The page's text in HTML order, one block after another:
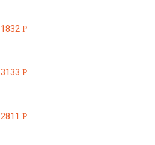
1832Р
3133Р
2811Р